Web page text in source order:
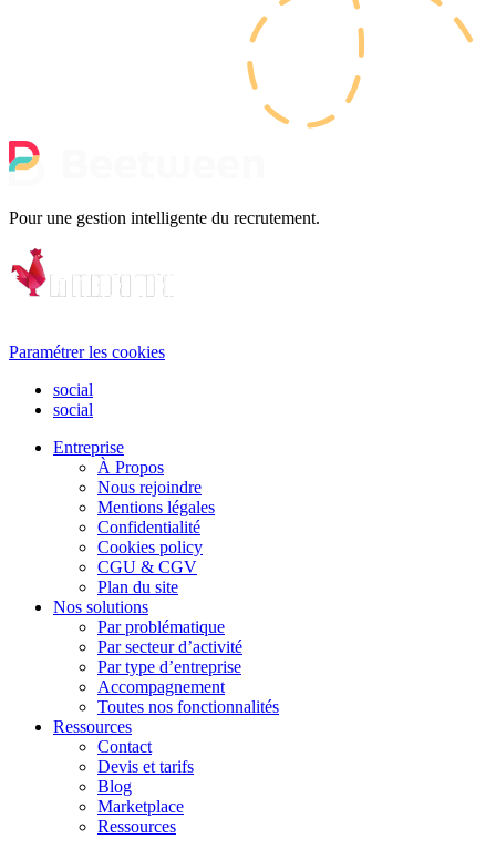
Pour une gestion intelligente du recrutement.
Paramétrer les cookies
social
social
Entreprise
À Propos
Nous rejoindre
Mentions légales
Confidentialité
Cookies policy
CGU & CGV
Plan du site
Nos solutions
Par problématique
Par secteur d’activité
Par type d’entreprise
Accompagnement
Toutes nos fonctionnalités
Ressources
Contact
Devis et tarifs
Blog
Marketplace
Ressources